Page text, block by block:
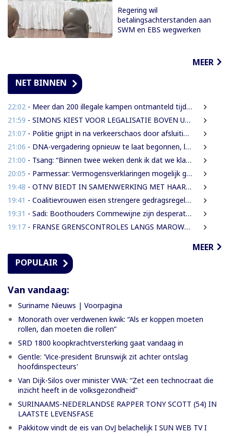
Regering wil
betalingsachterstanden aan
SWM en EBS wegwerken
MEER
NET BINNEN
22:02 - Meer dan 200 illegale kampen ontmanteld tijdens operatie bij Moeroekreek
21:59 - SIMONS KIEST VOOR LEGALISATIE BOVEN UITZETTING VAN LANGDURIG VERBLIJVENDE VREEMDELINGEN
21:07 - Politie grijpt in na verkeerschaos door afsluiting Domineestraat
21:06 - DNA-vergadering opnieuw te laat begonnen, leden eisen aanpak laatkomers
21:00 - Tsang: “Binnen twee weken denk ik dat we klaar moeten zijn met werkzaamheden Domineestraat”
20:05 - Parmessar: Vermogensverklaringen mogelijk geopend bij Anti-corruptie unit
19:48 - OTNV BIEDT IN SAMENWERKING MET HAAR INTERNATIONALE PARTNERS 200 GRATIS STUDIEBEURZEN AAN TECHNISCH TALENT
19:41 - Coalitievrouwen eisen strengere gedragsregels in DNA na uitspraak Van Samson
19:31 - Sadi: Boothouders Commewijne zijn desperate, wachten 6 jaren op tariefaanpassing
19:17 - FRANSE GRENSCONTROLES LANGS MAROWIJNERIVIER WEDEROM FORS AANGESCHERPT
MEER
POPULAIR
Van vandaag:
Suriname Nieuws | Voorpagina
Monorath over verdwenen kwik: “Als er koppen moeten
rollen, dan moeten die rollen”
SRD 1800 koopkrachtversterking gaat vandaag in
Gentle: 'Vice-president Brunswijk zit achter ontslag
hoofdinspecteurs'
Van Dijk-Silos over minister VWA: “Zet een technocraat die
inzicht heeft in de volksgezondheid”
SURINAAMS-NEDERLANDSE RAPPER TONY SCOTT (54) IN
LAATSTE LEVENSFASE
Pakkitow vindt de eis van OvJ belachelijk I SUN WEB TV I